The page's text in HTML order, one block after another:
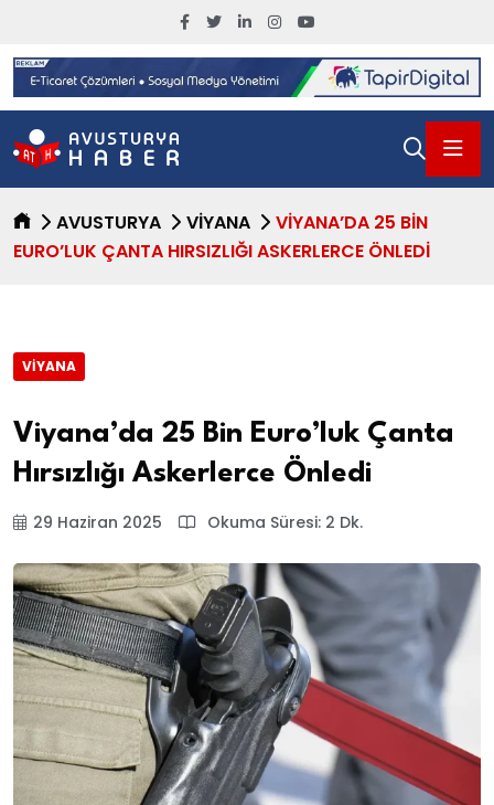
AVUSTURYA VIYANA
VIYANA’DA 25 BIN
EURO’LUK ÇANTA HIRSIZLIĞI ASKERLERCE ÖNLEDI
VIYANA
Viyana’da 25 Bin Euro’luk Çanta
Hırsızlığı Askerlerce Önledi
29 Haziran 2025 Okuma Süresi: 2 Dk.